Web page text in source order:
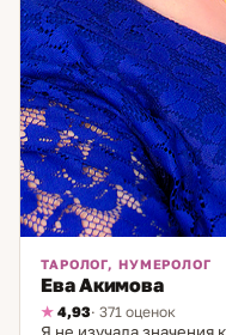
ТАРОЛОГ, НУМЕРОЛОГ
Ева Акимова
4,93· 371 оценок
Я не изучала значения